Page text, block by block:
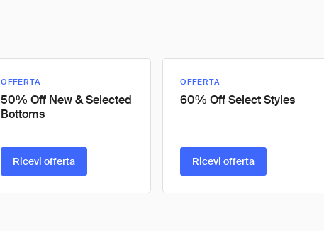
OFFERTA
50% Off New & Selected
Bottoms
Ricevi offerta
OFFERTA
60% Off Select Styles
Ricevi offerta